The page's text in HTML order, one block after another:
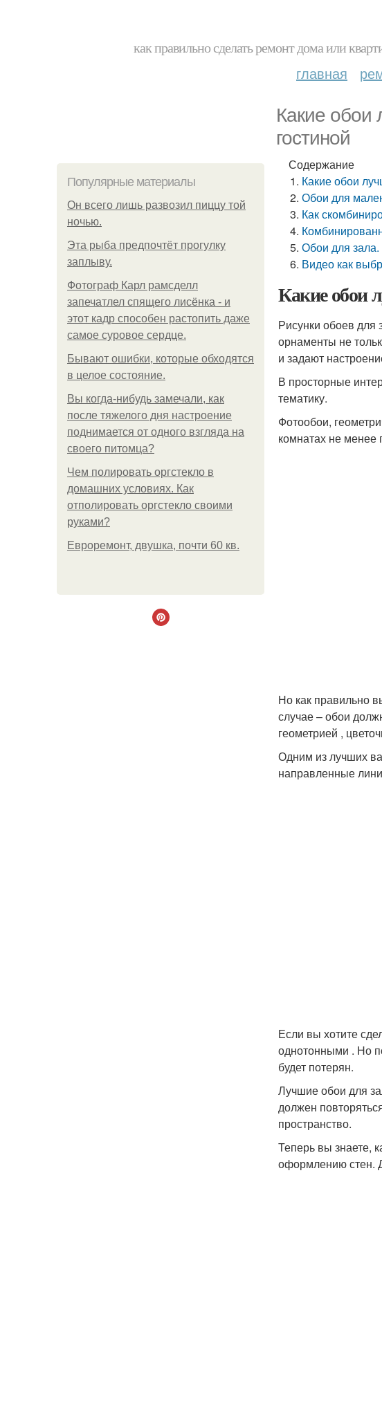
как правильно сделать ремонт дома или
главная
Какие обои
гостиной
Популярные материалы
Он всего лишь развозил пиццу той
ночью.
Эта рыба предпочтёт прогулку
заплыву.
Фотограф Карл рамсделл
запечатлел спящего лисёнка - и
этот кадр способен растопить даже
самое суровое сердце.
Бывают ошибки, которые обходятся
в целое состояние.
Вы когда-нибудь замечали, как
после тяжелого дня настроение
поднимается от одного взгляда на
своего питомца?
Чем полировать оргстекло в
домашних условиях. Как
отполировать оргстекло своими
руками?
Евроремонт, двушка, почти 60 кв.
Содержание
Какие обои
Обои для
Как
Обои для
Видео как
Какие обои
Рисунки обоев
орнаменты не
и задают
В просторные
тематику.
Фотообои,
комнатах не менее
Но как правильно
случае – обои
геометрией ,
Одним из лучших
направленные
Если вы хотите
однотонными . Но
будет потерян.
Лучшие обои для
должен
пространство.
Теперь вы знаете,
оформлению стен.